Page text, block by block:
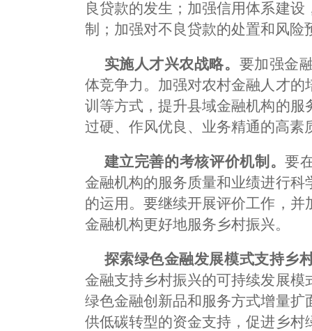
良贷款的发生；加强信用体系建
制；加强对不良贷款的处置和风
实施人才兴农战略。 要加强金
体竞争力。加强对农村金融人才
训等方式，提升县域金融机构的
过硬、作风优良、业务精通的高素
建立完善的考核评价机制。要
金融机构的服务质量和业绩进行
的运用。要继续开展评价工作，
金融机构更好地服务乡村振兴。
探索绿色金融发展模式支持乡
金融支持乡村振兴的可持续发展
绿色金融创新品和服务方式增量
供低碳转型的资金支持，促进乡